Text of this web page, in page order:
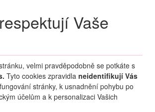
Vaše
velmi pravděpodobně se potkáte s
Tyto cookies zpravidla neidentifikují Vás
stránky, k usnadnění pohybu po
účelům a k personalizaci Vašich
HLEDAT ZÁJEZDY